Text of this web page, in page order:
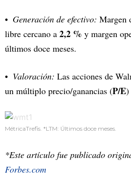
Generación de efectivo: Margen
libre cercano a 2,2 % y margen
últimos doce meses.
Valoración: Las acciones de
un múltiplo precio/ganancias (P/E)
MétricaTrefis. *LTM: Últimos doce meses.
*Este artículo fue publicado
Forbes.com